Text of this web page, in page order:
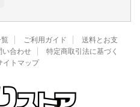
ご利用ガイド
送料とお支
い合わせ
特定商取引法に基づく
イトマップ